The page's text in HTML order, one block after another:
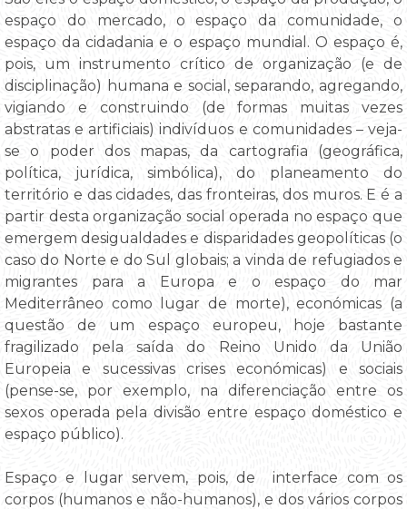
espaço do mercado, o espaço da comunidade, o
espaço da cidadania e o espaço mundial. O espaço é,
pois, um instrumento crítico de organização (e de
disciplinação) humana e social, separando, agregando,
vigiando e construindo (de formas muitas vezes
abstratas e artificiais) indivíduos e comunidades – veja-
se o poder dos mapas, da cartografia (geográfica,
política, jurídica, simbólica), do planeamento do
território e das cidades, das fronteiras, dos muros. E é a
partir desta organização social operada no espaço que
emergem desigualdades e disparidades geopolíticas (o
caso do Norte e do Sul globais; a vinda de refugiados e
migrantes para a Europa e o espaço do mar
Mediterrâneo como lugar de morte), económicas (a
questão de um espaço europeu, hoje bastante
fragilizado pela saída do Reino Unido da União
Europeia e sucessivas crises económicas) e sociais
(pense-se, por exemplo, na diferenciação entre os
sexos operada pela divisão entre espaço doméstico e
espaço público).
Espaço e lugar servem, pois, de interface com os
corpos (humanos e não-humanos), e dos vários corpos